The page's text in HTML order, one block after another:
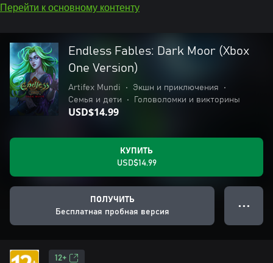
Перейти к основному контенту
Endless Fables: Dark Moor (Xbox
One Version)
Artifex Mundi • Экшн и приключения
•
Семья и дети
• Головоломки и викторины
USD$14.99
КУПИТЬ
USD$14.99
ПОЛУЧИТЬ
Бесплатная пробная версия
● ● ●
12+